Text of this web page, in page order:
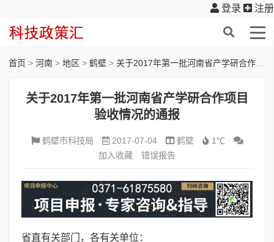
登录 注册
首页 > 河南 > 地区 > 鹤壁 > 关于2017年第一批河南省产学研合作项目验收情况的通报
关于2017年第一批河南省产学研合作项目
验收情况的通报
鹤壁市科技局 2017-07-04 鹤壁
1℃
加入收藏
错误报告
省直有关部门，各有关单位：